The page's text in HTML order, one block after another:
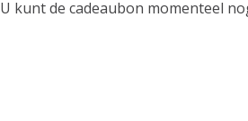
U kunt de cadeaubon momenteel